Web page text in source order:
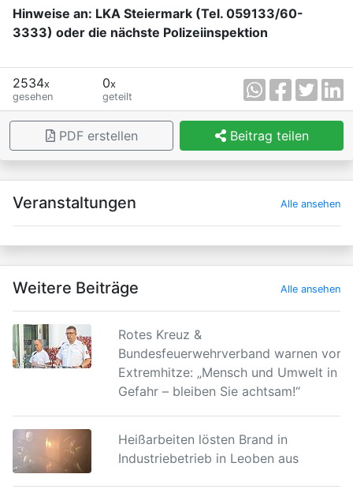
Hinweise an: LKA Steiermark (Tel. 059133/60-
3333) oder die nächste Polizeiinspektion
2534x
gesehen
0x
geteilt
PDF erstellen Beitrag teilen
×
Veranstaltungen Alle ansehen
Weitere Beiträge Alle ansehen
Rotes Kreuz &
Bundesfeuerwehrverband warnen vor
Extremhitze: „Mensch und Umwelt in
Gefahr – bleiben Sie achtsam!“
Heißarbeiten lösten Brand in
Industriebetrieb in Leoben aus